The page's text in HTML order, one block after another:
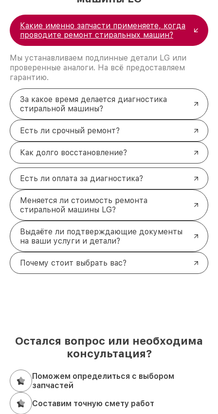
Какие именно запчасти применяете, когда
проводите ремонт стиральных машин?
Мы устанавливаем подлинные детали LG или
проверенные аналоги. На всё предоставляем
гарантию.
За какое время делается диагностика
стиральной машины?
Есть ли срочный ремонт?
Как долго восстановление?
Есть ли оплата за диагностика?
Меняется ли стоимость ремонта
стиральной машины LG?
Выдаёте ли подтверждающие документы
на ваши услуги и детали?
Почему стоит выбрать вас?
Остался вопрос или необходима
консультация?
Поможем определиться с выбором
запчастей
Составим точную смету работ